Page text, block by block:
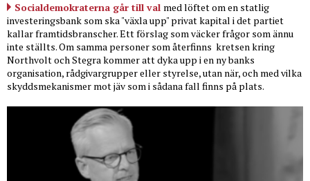
Socialdemokraterna går till val med löftet om en statlig
investeringsbank som ska "växla upp" privat kapital i det partiet
kallar framtidsbranscher. Ett förslag som väcker frågor som ännu
inte ställts. Om samma personer som återfinns kretsen kring
Northvolt och Stegra kommer att dyka upp i en ny banks
organisation, rådgivargrupper eller styrelse, utan när, och med vilka
skyddsmekanismer mot jäv som i sådana fall finns på plats.